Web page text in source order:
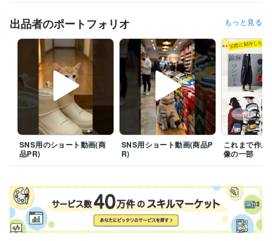
職歴
ビジネス・クリエイティブツール
Google スプレッドシート:1年 ChatGPT:1年Adobe Photoshop:5年
Canva:5年
その他ツール
photoshop:5年canva:5年 Runway:1年
得意分野
デザイン制作 楽天RMS・アマゾン等の画像制作
画像制作 中国輸入
学歴
出品者のポートフォリオ もっと見る
SNS用のショート動画(商
品PR)
SNS用ショート動画(商品P
R)
これまで作成
像の一部